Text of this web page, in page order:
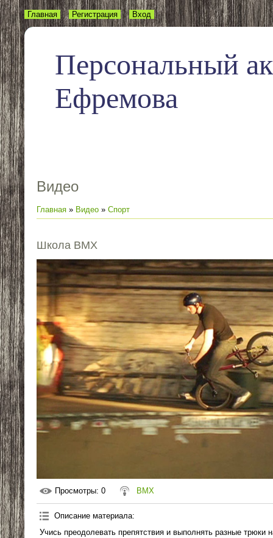
Персональный
Ефремова
Главная Регистрация Вход
Видео
Главная » Видео » Спорт
Школа BMX
Просмотры: 0 BMX
Описание материала:
Учись преодолевать препятствия и выполнять разные трюки